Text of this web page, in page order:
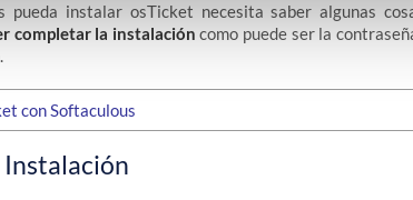
pueda instalar osTicket necesita saber algunas
completar la instalación como puede ser la